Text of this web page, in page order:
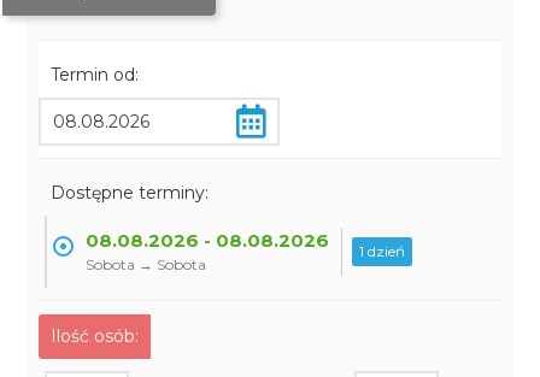
Termin od:
Dostępne terminy:
08.08.2026 - 08.08.2026
Sobota → Sobota
1 dzień
Ilość osób: